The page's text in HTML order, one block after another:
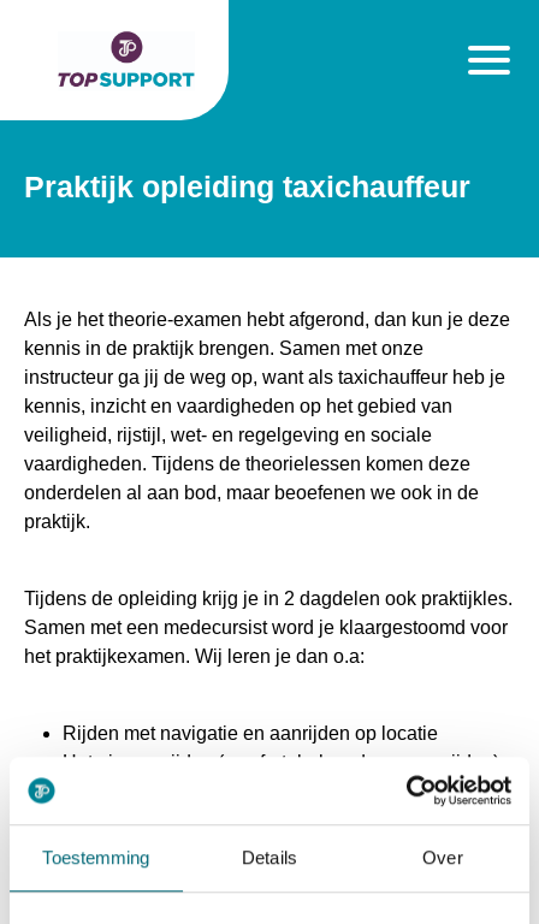
Toestemming Details Over
Praktijk opleiding taxichauffeur
Als je het theorie-examen hebt afgerond, dan kun je deze
kennis in de praktijk brengen. Samen met onze
instructeur ga jij de weg op, want als taxichauffeur heb je
kennis, inzicht en vaardigheden op het gebied van
veiligheid, rijstijl, wet- en regelgeving en sociale
vaardigheden. Tijdens de theorielessen komen deze
onderdelen al aan bod, maar beoefenen we ook in de
praktijk.
Tijdens de opleiding krijg je in 2 dagdelen ook praktijkles.
Samen met een medecursist word je klaargestoomd voor
het praktijkexamen. Wij leren je dan o.a:
Rijden met navigatie en aanrijden op locatie
Het nieuwe rijden (comfortabel en duurzaam rijden)
Omgaan met specifieke doelgroepen
Stuurcorrecties